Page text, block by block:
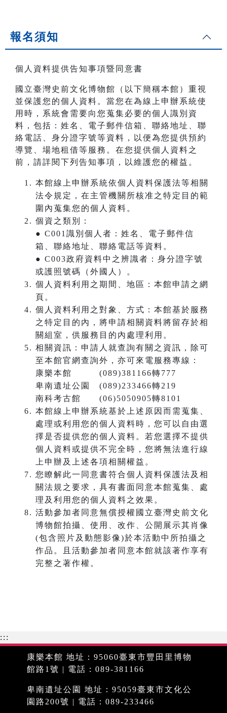
報名須知
個人資料提供告知事項暨同意書
國立臺灣史前文化博物館（以下簡稱本館）重視
並保護您的個人資料。當您在為線上申辦系統使
用時，系統會需要向您蒐集必要的個人識別資
料，包括：姓名、電子郵件信箱、聯絡地址、聯
絡電話、身分證字號等資料，以便為您提供預約
導覽、場地租借等服務。在您提供個人資料之
前，請詳閱下列告知事項，以維護您的權益。
本館線上申辦系統依個人資料保護法等相關
法令規定，在主管機關所核准之特定目的範
圍內蒐集您的個人資料。
個資之類別：
● C001識別個人者：姓名、電子郵件信
箱、聯絡地址、聯絡電話等資料。
● C003政府資料中之辨識者：身分證字號
或護照號碼（外國人）。
個人資料利用之期間、地區：本館申請之網
頁。
個人資料利用之對象、方式：本館基於服務
之特定目的內，將申請相關資料將留存於相
關組室，供服務目的內處理利用。
相關資訊：申請人就查詢有關之資訊，除可
至本館官網查詢外，亦可來電服務專線：
康樂本館 (089)381166轉777
卑南遺址公園 (089)233466轉219
南科考古館 (06)5050905轉8101
本館線上申辦系統基於上述原因而需蒐集、
處理或利用您的個人資料時，您可以自由選
擇是否提供您的個人資料。若您選擇不提供
個人資料或提供不完全時，您將無法進行線
上申辦及上述各項相關權益。
您瞭解此一同意書符合個人資料保護法及相
關法規之要求，具有書面同意本館蒐集、處
理及利用您的個人資料之效果。
活動參加者同意無償授權國立臺灣史前文化
博物館拍攝、使用、改作、公開展示其肖像
(包含照片及動態影像)於本活動中所拍攝之
作品。且活動參加者同意本館就該著作享有
完整之著作權。
:::
康樂本館 地址：95060臺東市豐田里博物
館路1號 | 電話：089-381166
卑南遺址公園 地址：95059臺東市文化公
園路200號 | 電話：089-233466